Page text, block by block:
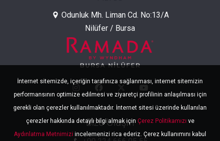
Odunluk Mh. Liman Cd. No:13/A
Nilüfer / Bursa
Bize Ulaşın
İnternet sitemizde, içeriğin tarafınıza sağlanması, internet sitemizin
performansının optimize edilmesi ve ziyaretçi profilinin anlaşılması için
gerekli olan çerezler kullanılmaktadır. İnternet sitesi üzerinde kullanılan
çerezler hakkında detaylı bilgi almak için Çerez Politikamızı ve
Aydınlatma Metnimizi incelemenizi rica ederiz. Çerez kullanımını kabul